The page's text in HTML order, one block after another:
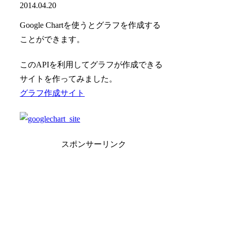
2014.04.20
Google Chartを使うとグラフを作成する
ことができます。
このAPIを利用してグラフが作成できる
サイトを作ってみました。
グラフ作成サイト
スポンサーリンク